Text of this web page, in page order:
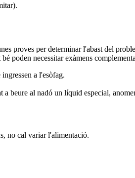
proves per determinar l'abast del
poden necessitar exàmens
a l'esòfag.
beure al nadó un líquid especial,
no cal variar l'alimentació.